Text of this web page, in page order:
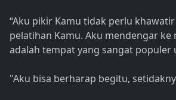
“Aku pikir Kamu tidak perlu
pelatihan Kamu. Aku mendengar ke
adalah tempat yang sangat populer
"Aku bisa berharap begitu,